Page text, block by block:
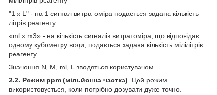
"1 x L" - на 1 сигнал витратоміра подається задана кількість
літрів реагенту
«ml x m3» - на кількість сигналів витратоміра, що відповідає
одному кубометру води, подається задана кількість мілілітрів
реагенту
Значення N, М, ml, L вводяться користувачем.
2.2. Режим ppm (мільйонна частка). Цей режим
використовується, коли потрібно дозувати дуже точно.